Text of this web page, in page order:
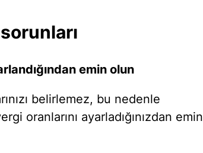
emin olun
belirlemez, bu nedenle
oranlarını ayarladığınızdan emin